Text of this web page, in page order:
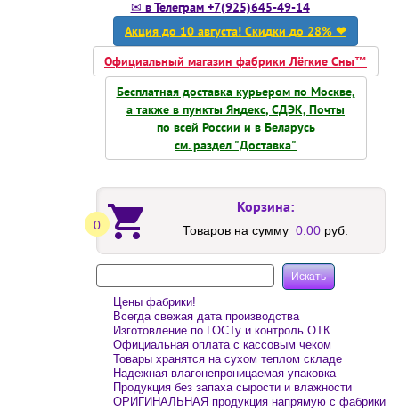
✉ в Телеграм +7(925)645-49-14
Акция до 10 августа! Скидки до 28% ❤
Официальный магазин фабрики Лёгкие Сны™
Бесплатная доставка курьером по Москве,
а также в пункты Яндекс, СДЭК, Почты
по всей России и в Беларусь
см. раздел "Доставка"
0
Корзина:
Товаров на сумму 0.00 руб.
Цены фабрики!
Всегда свежая дата производства
Изготовление по ГОСТу и контроль ОТК
Официальная оплата с кассовым чеком
Товары хранятся на сухом теплом складе
Надежная влагонепроницаемая упаковка
Продукция без запаха сырости и влажности
ОРИГИНАЛЬНАЯ продукция напрямую с фабрики